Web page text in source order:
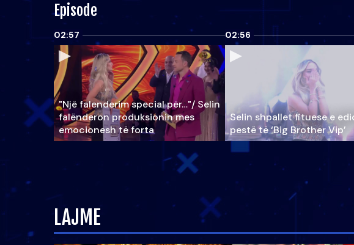
Episode
02:57
"Një falenderim special për…"/ Selin
falënderon produksionin mes
emocionesh të forta
02:56
Selin shpallet fituese e
pestë të ‘Big Brother Vip’
LAJME